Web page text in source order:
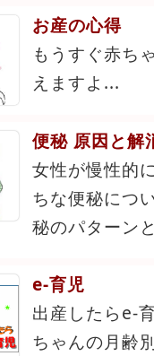
お産の心得
もうすぐ赤ち
えますよ...
便秘 原因と解
女性が慢性的
ちな便秘につ
秘のパターン
e-育児
出産したらe-
ちゃんの月齢